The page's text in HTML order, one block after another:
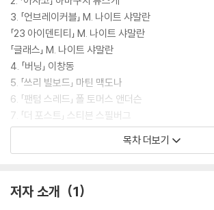
3. 「언브레이커블」 M. 나이트 샤말란
「23 아이덴티티」 M. 나이트 샤말란
「글래스」 M. 나이트 샤말란
4. 「버닝」 이창동
5. 「쓰리 빌보드」 마틴 맥도나
6. 「팬텀 스레드」 폴 토머스 앤더슨
7. 「더 포스트」 스티븐 스필버그
8. 「셰이프 오브 워터: 사랑의 모양」 기예르모 델 토로
12. 「강철비」 양우석
목차 더보기
저자 소개 1